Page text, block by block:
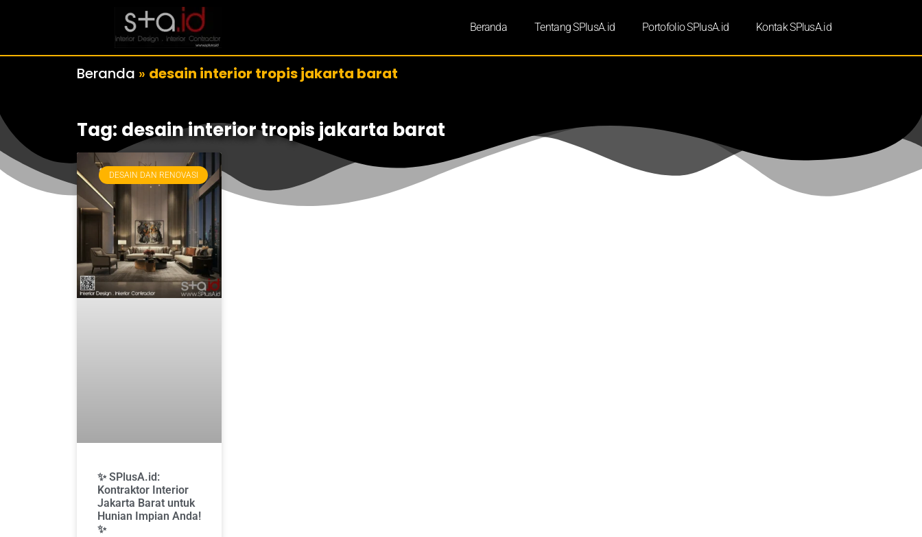
Beranda Tentang SPlusA.id Portofolio SPlusA.id Kontak SPlusA.id
Beranda » desain interior tropis jakarta barat
Tag: desain interior tropis jakarta barat
DESAIN DAN RENOVASI
✨ SPlusA.id:
Kontraktor Interior
Jakarta Barat untuk
Hunian Impian Anda!
✨